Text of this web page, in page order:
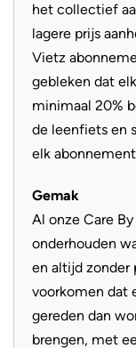
het collectief
lagere prijs
Vietz
gebleken dat
minimaal 20%
de leenfiets en
elk
Gemak
Al onze Care
onderhouden
en altijd
voorkomen dat
gereden dan
brengen, met